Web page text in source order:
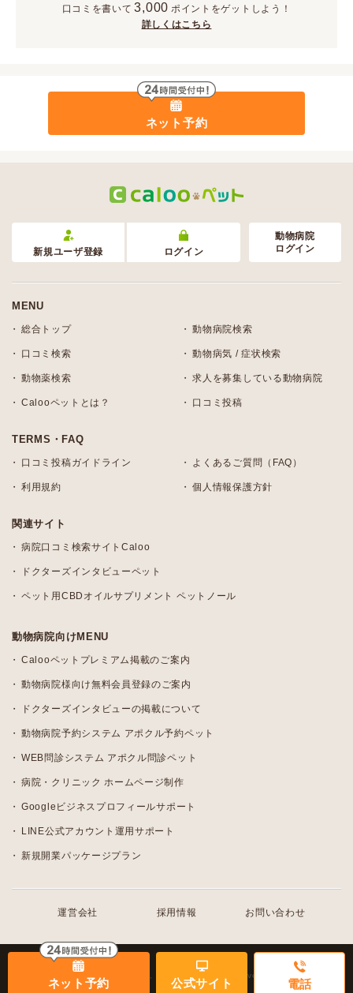
口コミを書いて 3,000 ポイント をゲットしよう！
詳しくはこちら
ネット予約
ネット予約 公式サイト 電話
新規ユーザ登録 ログイン
動物病院
ログイン
MENU
総合トップ 動物病院検索
口コミ検索 動物病気 / 症状検索
動物薬検索 求人を募集している動物病院
Calooペットとは？ 口コミ投稿
TERMS・FAQ
口コミ投稿ガイドライン よくあるご質問（FAQ）
利用規約 個人情報保護方針
関連サイト
病院口コミ検索サイトCaloo
ドクターズインタビューペット
ペット用CBDオイルサプリメント ペットノール
動物病院向けMENU
Calooペットプレミアム掲載のご案内
動物病院様向け無料会員登録のご案内
ドクターズインタビューの掲載について
動物病院予約システム アポクル予約ペット
WEB問診システム アポクル問診ペット
病院・クリニック ホームページ制作
Googleビジネスプロフィールサポート
LINE公式アカウント運用サポート
新規開業パッケージプラン
運営会社 採用情報 お問い合わせ
© 2010 - 2026, Caloo All rights reserved.